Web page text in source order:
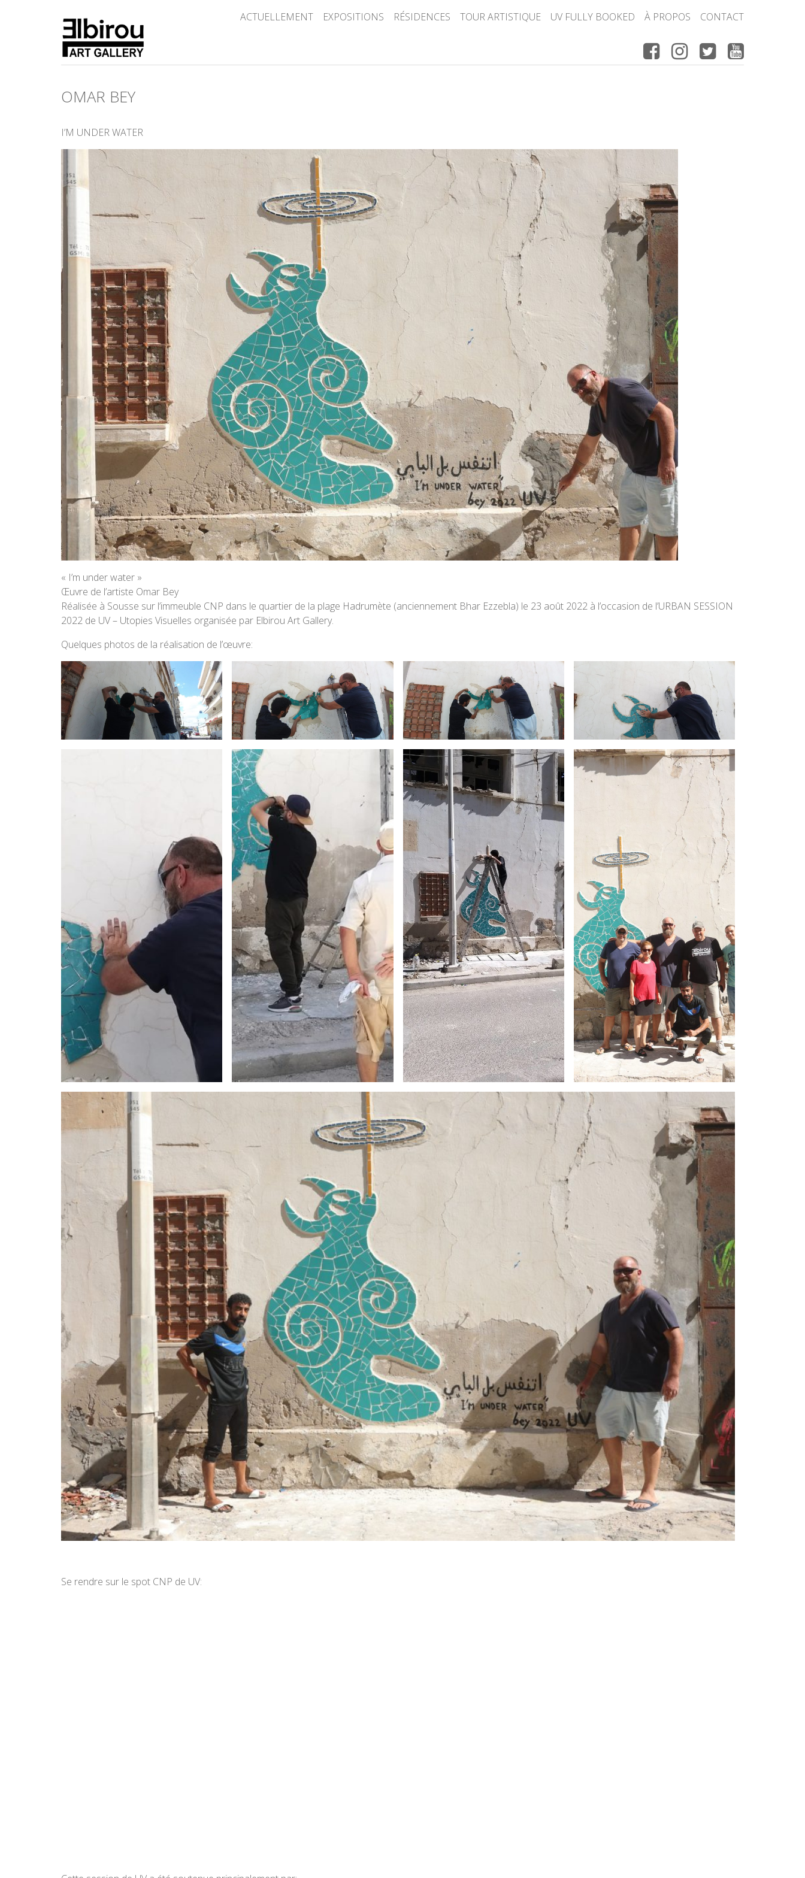
ACTUELLEMENT EXPOSITIONS RÉSIDENCES TOUR ARTISTIQUE UV FULLY BOOKED À PROPOS CONTACT
OMAR BEY
I’M UNDER WATER
« I’m under water »
Œuvre de l’artiste Omar Bey
Réalisée à Sousse sur l’immeuble CNP dans le quartier de la plage Hadrumète (anciennement Bhar Ezzebla) le 23 août 2022 à l’occasion de l’URBAN SESSION
2022 de UV – Utopies Visuelles organisée par Elbirou Art Gallery.
Quelques photos de la réalisation de l’œuvre:
Se rendre sur le spot CNP de UV: